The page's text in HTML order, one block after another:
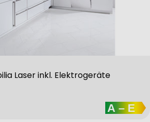
Laser inkl. Elektrogeräte